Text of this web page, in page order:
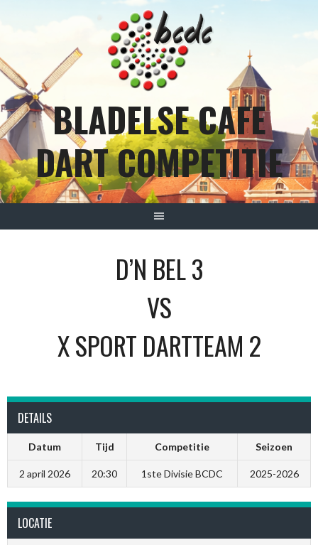
BLADELSE CAFE
DART COMPETITIE
D’N BEL 3
VS
X SPORT DARTTEAM 2
DETAILS
Datum Tijd Competitie Seizoen
2 april 2026 20:30 1ste Divisie BCDC 2025-2026
LOCATIE